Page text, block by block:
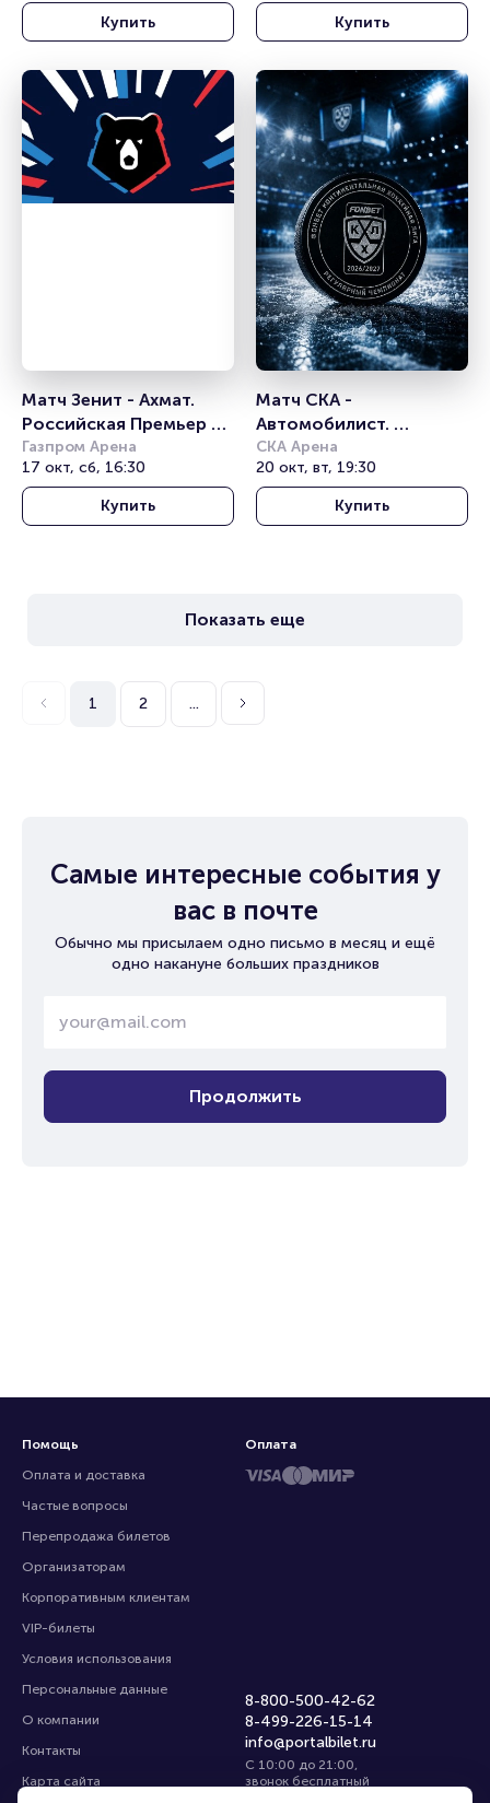
Купить Купить
Матч Зенит - Ахмат.
Российская Премьер
Лига
Газпром Арена
17 окт, сб, 16:30
Купить
Матч СКА -
Автомобилист.
Континентальная
хоккейная лига
СКА Арена
20 окт, вт, 19:30
Купить
Показать еще
1 2 ...
Самые интересные события у
вас в почте
Обычно мы присылаем одно письмо в месяц и ещё
одно накануне больших праздников
Продолжить
Помощь
Оплата и доставка
Частые вопросы
Перепродажа билетов
Организаторам
Корпоративным клиентам
VIP-билеты
Условия использования
Персональные данные
О компании
Контакты
Карта сайта
8-800-500-42-62
8-499-226-15-14
info@portalbilet.ru
С 10:00 до 21:00,
звонок бесплатный
Оплата